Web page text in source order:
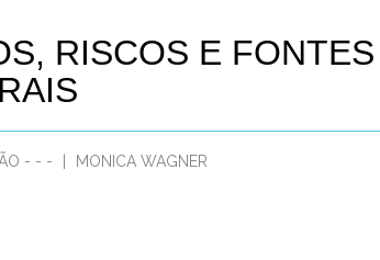
RISCOS E FONTES
- - - MONICA WAGNER